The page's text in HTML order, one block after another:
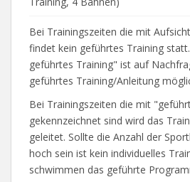
Bei Trainingszeiten die mit
findet kein geführtes Training
geführtes Training" ist auf
geführtes Training/Anleitung
Bei Trainingszeiten die mit
gekennzeichnet sind wird das
geleitet. Sollte die Anzahl der
hoch sein ist kein individuelles
schwimmen das geführte